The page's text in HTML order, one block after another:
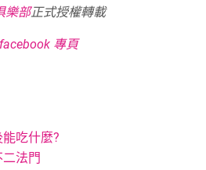
樂部正式授權轉載
專頁
吃什麼?
法門